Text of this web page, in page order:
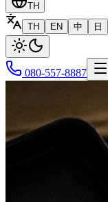
TH
TH
EN 中 日
080-557-8887